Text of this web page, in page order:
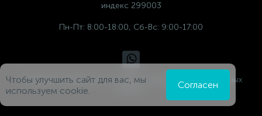
индекс 299003
Пн-Пт: 8:00-18:00, Сб-Вс: 9:00-17:00
Политика компании в отношении обработки персональных
Чтобы улучшить сайт для вас, мы
используем cookie.
Согласен